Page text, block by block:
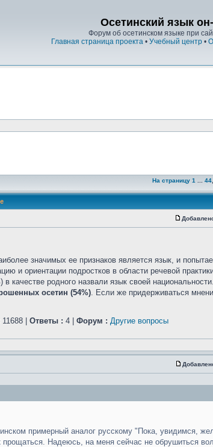
Осетинский язык
Форум об осетинском языке при
Главная страница проекта • Учебный центр •
На страницу 1 44
значимых ее признаков является язык, и
и ориентации подростков в области речевой
качестве родного назвали язык своей
осетин (54%). Если же придерживаться
11688 | Ответы : 4 | Форум : Другие вопросы
примерный аналог русскому "Пока, увидимся,
Надеюсь, на меня сейчас не обрушиться